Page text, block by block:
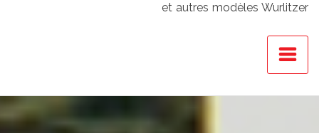
et autres modèles Wurlitzer